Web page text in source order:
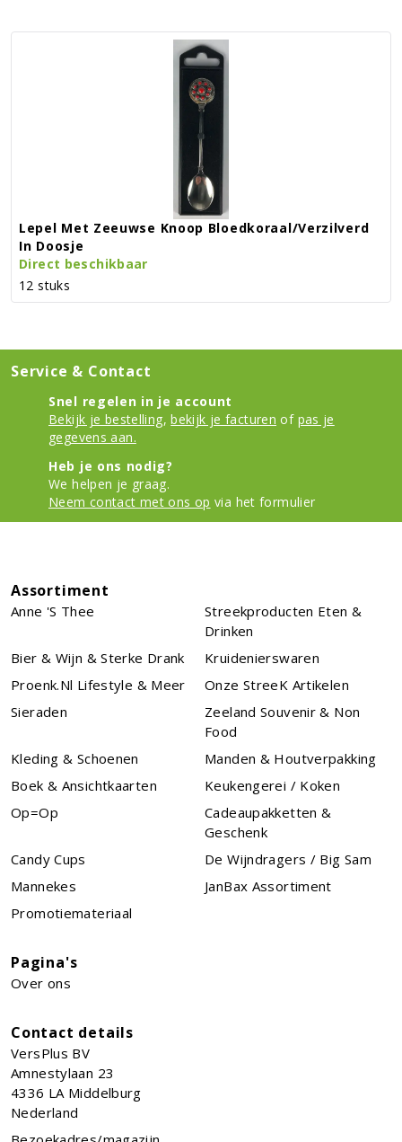
Lepel Met Zeeuwse Knoop Bloedkoraal/verzilverd
In Doosje
Direct beschikbaar
12 stuks
Service & Contact
Snel regelen in je account
Bekijk je bestelling, bekijk je facturen of pas je
gegevens aan.
Heb je ons nodig?
We helpen je graag.
Neem contact met ons op via het formulier
Assortiment
Anne 's Thee
Streekproducten Eten &
Drinken
Bier & Wijn & Sterke Drank
Kruidenierswaren
Proenk.nl Lifestyle & Meer
Onze StreeK Artikelen
Sieraden
Zeeland Souvenir & Non
Food
Kleding & Schoenen
Manden & Houtverpakking
Boek & Ansichtkaarten
Keukengerei / Koken
Op=Op
Cadeaupakketten &
Geschenk
Candy Cups
De Wijndragers / Big Sam
Mannekes
JanBax Assortiment
Promotiemateriaal
Pagina's
Over ons
Contact details
VersPlus BV
Amnestylaan 23
4336 LA Middelburg
Nederland